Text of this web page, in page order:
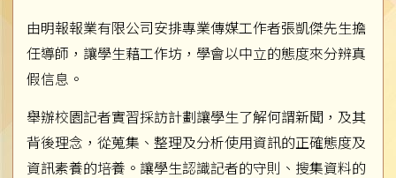
由明報報業有限公司安排專業傳媒工作者張凱傑先生擔
任導師，讓學生藉工作坊，學會以中立的態度來分辨真
假信息。
舉辦校園記者實習採訪計劃讓學生了解何謂新聞，及其
背後理念，從蒐集、整理及分析使用資訊的正確態度及
資訊素養的培養。讓學生認識記者的守則、搜集資料的